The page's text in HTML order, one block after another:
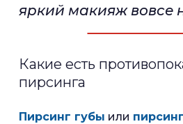
яркий макияж вовсе
Какие есть
пирсинга
Пирсинг губы или